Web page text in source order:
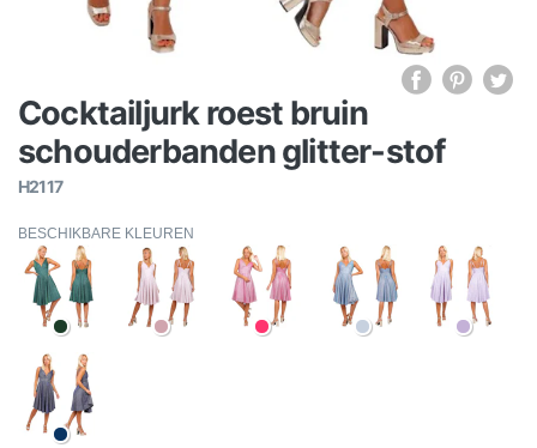
Cocktailjurk roest bruin
schouderbanden glitter-stof
H2117
BESCHIKBARE KLEUREN